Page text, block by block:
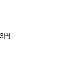
円